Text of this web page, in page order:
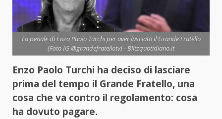
La penale di Enzo Paolo Turchi per aver lasciato il Grande Fratello
(Foto IG @grandefratellotv) - Blitzquotidiano.it
Enzo Paolo Turchi ha deciso di lasciare
prima del tempo il Grande Fratello, una
cosa che va contro il regolamento: cosa
ha dovuto pagare.